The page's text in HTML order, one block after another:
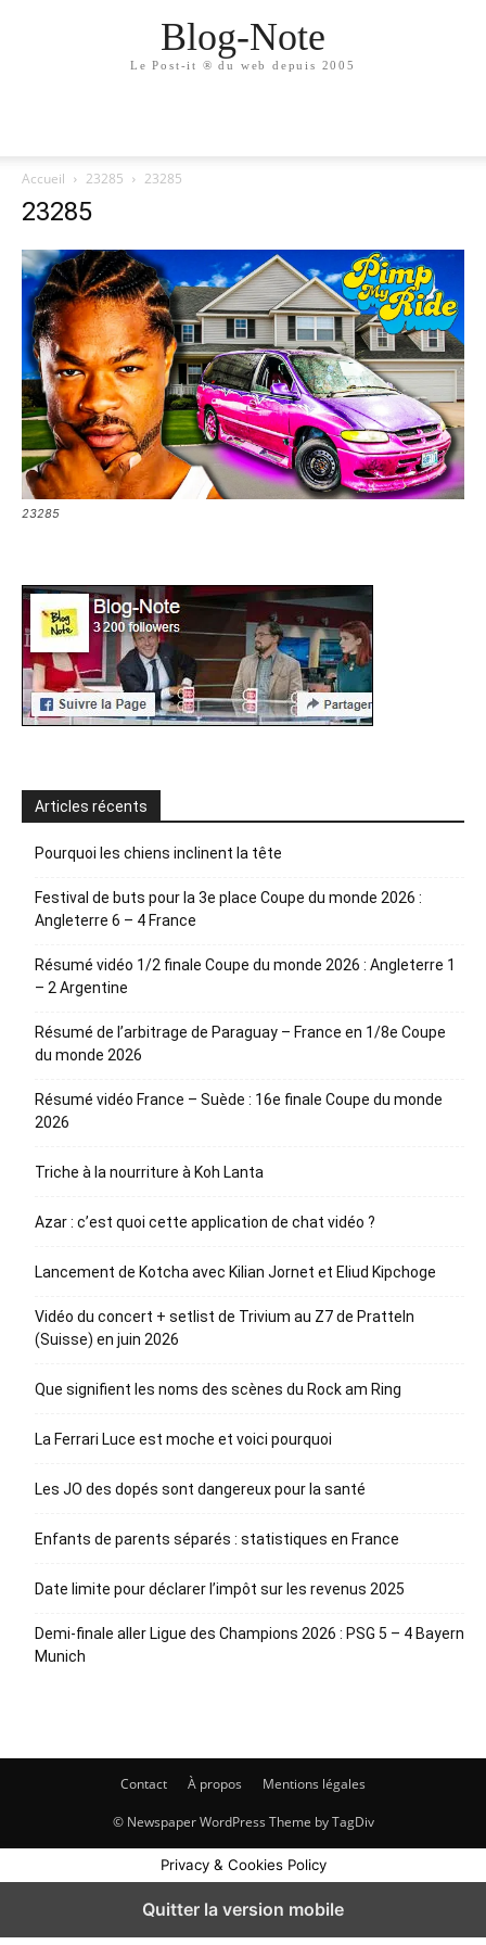
Blog-Note
Le Post-it ® du web depuis 2005
Accueil 23285 23285
23285
23285
Articles récents
Pourquoi les chiens inclinent la tête
Festival de buts pour la 3e place Coupe du monde 2026 :
Angleterre 6 – 4 France
Résumé vidéo 1/2 finale Coupe du monde 2026 : Angleterre 1
– 2 Argentine
Résumé de l’arbitrage de Paraguay – France en 1/8e Coupe
du monde 2026
Résumé vidéo France – Suède : 16e finale Coupe du monde
2026
Triche à la nourriture à Koh Lanta
Azar : c’est quoi cette application de chat vidéo ?
Lancement de Kotcha avec Kilian Jornet et Eliud Kipchoge
Vidéo du concert + setlist de Trivium au Z7 de Pratteln
(Suisse) en juin 2026
Que signifient les noms des scènes du Rock am Ring
La Ferrari Luce est moche et voici pourquoi
Les JO des dopés sont dangereux pour la santé
Enfants de parents séparés : statistiques en France
Date limite pour déclarer l’impôt sur les revenus 2025
Demi-finale aller Ligue des Champions 2026 : PSG 5 – 4 Bayern
Munich
Contact À propos Mentions légales
© Newspaper WordPress Theme by TagDiv
Privacy & Cookies Policy
Quitter la version mobile